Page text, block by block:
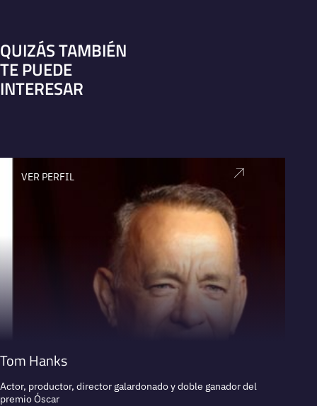
QUIZÁS TAMBIÉN
TE PUEDE
INTERESAR
VER PERFIL
Tom Hanks
Actor, productor, director galardonado y doble ganador del
premio Óscar